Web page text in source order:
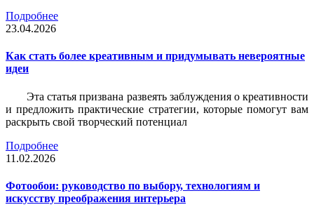
Подробнее
23.04.2026
Как стать более креативным и придумывать невероятные
идеи
Эта статья призвана развеять заблуждения о креативности
и предложить практические стратегии, которые помогут вам
раскрыть свой творческий потенциал
Подробнее
11.02.2026
Фотообои: руководство по выбору, технологиям и
искусству преображения интерьера